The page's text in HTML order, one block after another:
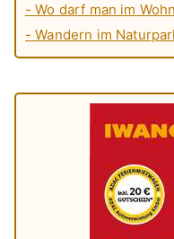
- Wo darf man im
- Wandern im